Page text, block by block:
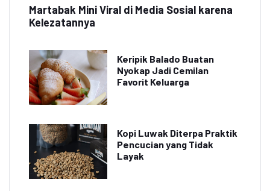
Martabak Mini Viral di Media Sosial karena
Kelezatannya
Keripik Balado Buatan
Nyokap Jadi Cemilan
Favorit Keluarga
Kopi Luwak Diterpa Praktik
Pencucian yang Tidak
Layak